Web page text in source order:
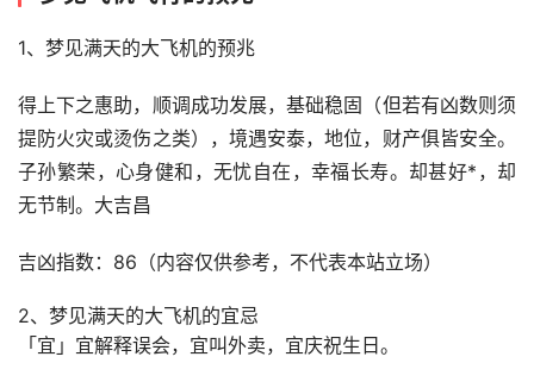
1、梦见满天的大飞机的预兆
得上下之惠助，顺调成功发展，基础稳固（但若有凶数则须
提防火灾或烫伤之类），境遇安泰，地位，财产俱皆安全。
子孙繁荣，心身健和，无忧自在，幸福长寿。却甚好*，却
无节制。大吉昌
吉凶指数：86（内容仅供参考，不代表本站立场）
2、梦见满天的大飞机的宜忌
「宜」宜解释误会，宜叫外卖，宜庆祝生日。